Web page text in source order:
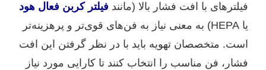
فیلترهای با افت فشار بالا (مانند فیلتر کربن فعال هود
یا HEPA) به معنی نیاز به فن‌های قوی‌تر و پرهزینه‌تر
است. متخصصان تهویه باید با در نظر گرفتن این افت
فشار، فن مناسب را انتخاب کنند تا کارایی مورد نیاز